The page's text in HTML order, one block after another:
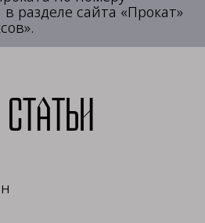
разделе сайта «Прокат»